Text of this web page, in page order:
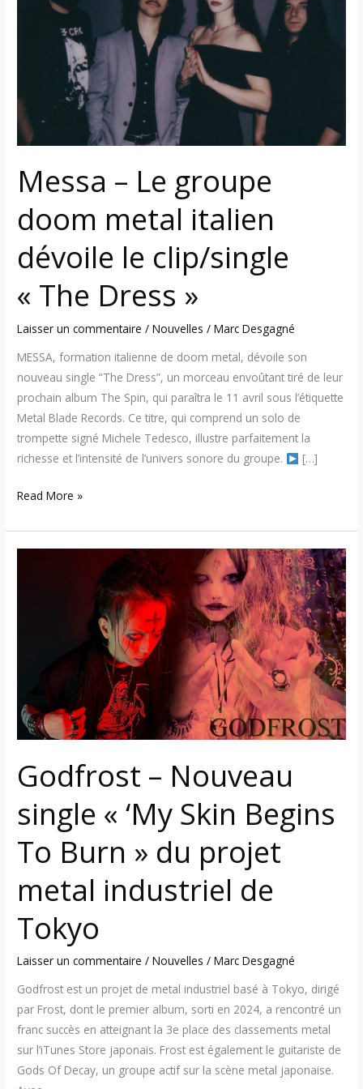
Messa – Le groupe
doom metal italien
dévoile le clip/single
« The Dress »
Laisser un commentaire /Nouvelles /Marc Desgagné
MESSA, formation italienne de doom metal, dévoile son
nouveau single “The Dress”, un morceau envoûtant tiré de leur
prochain album The Spin, qui paraîtra le 11 avril sous l’étiquette
Metal Blade Records. Ce titre, qui comprend un solo de
trompette signé Michele Tedesco, illustre parfaitement la
richesse et l’intensité de l’univers sonore du groupe.
[…]
groupe
clip/single
« The
Dress »
Read More »
Godfrost – Nouveau
single « ‘My Skin Begins
To Burn » du projet
metal industriel de
Tokyo
Laisser un commentaire /Nouvelles /Marc Desgagné
Godfrost est un projet de metal industriel basé à Tokyo, dirigé
par Frost, dont le premier album, sorti en 2024, a rencontré un
franc succès en atteignant la 3e place des classements metal
sur l’iTunes Store japonais. Frost est également le guitariste de
Gods Of Decay, un groupe actif sur la scène metal japonaise.
Burn »
du
metal
industriel
de
Tokyo